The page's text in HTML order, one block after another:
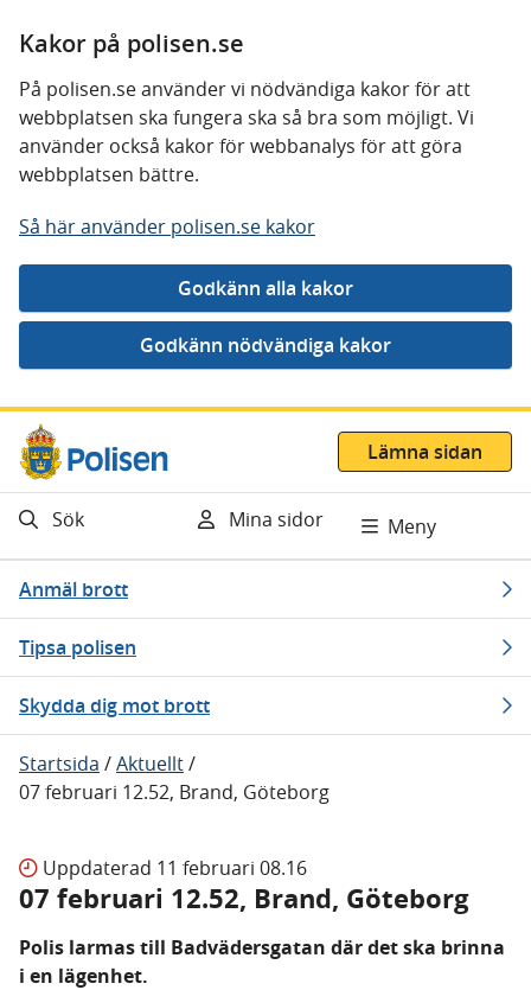
Kakor på polisen.se
På polisen.se använder vi nödvändiga kakor för att
webbplatsen ska fungera ska så bra som möjligt. Vi
använder också kakor för webbanalys för att göra
webbplatsen bättre.
Så här använder polisen.se kakor
Gå direkt till innehåll
Lämna sidan
Sök Mina sidor Meny
Anmäl brott
Tipsa polisen
Skydda dig mot brott
Startsida /Aktuellt/
07 februari 12.52, Brand, Göteborg
Uppdaterad 11 februari 08.16
07 februari 12.52, Brand, Göteborg
Polis larmas till Badvädersgatan där det ska brinna
i en lägenhet.